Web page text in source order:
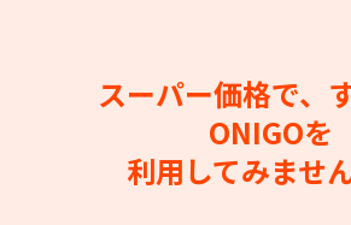
スーパー価格で、
ONIGOを
利用してみませ